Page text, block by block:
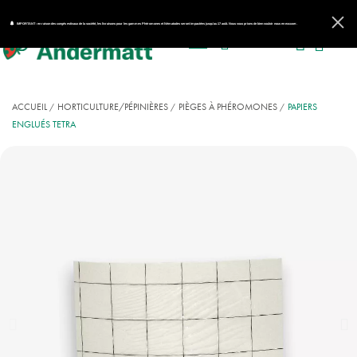
ACCUEIL HORTICULTURE/PÉPINIÈRES PIÈGES À PHÉROMONES
PAPIERS
ENGLUÉS TETRA
IMPORTANT : en raison des congés estivaux de la société, les livraisons pour les gammes Phéromones et Nématodes seront impactées jusqu'au 17 août. Nous vous prions de bien vouloir nous en excuser.